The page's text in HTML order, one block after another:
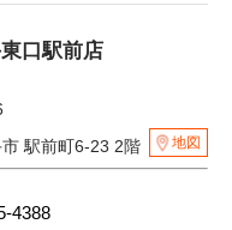
口駅前店
駅前町6-23 2階
地図
4388